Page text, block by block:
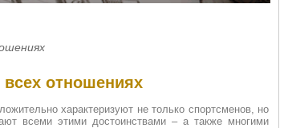
всех отношениях
характеризуют не только спортсменов, но
всеми этими достоинствами – а также многими